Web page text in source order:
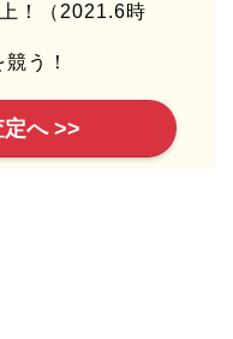
！（2021.6時
う！
へ >>